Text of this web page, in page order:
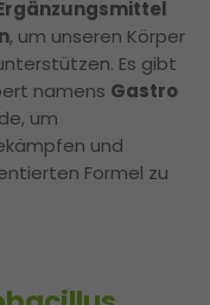
, um unseren Körper
Es gibt
namens Gastro
um
und
Formel zu